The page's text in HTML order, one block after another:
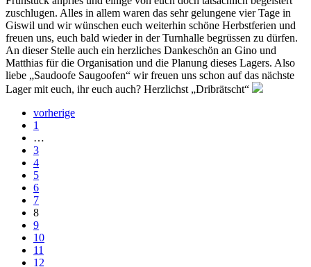
zuschlugen. Alles in allem waren das sehr gelungene vier Tage in
Giswil und wir wünschen euch weiterhin schöne Herbstferien und
freuen uns, euch bald wieder in der Turnhalle begrüssen zu dürfen.
An dieser Stelle auch ein herzliches Dankeschön an Gino und
Matthias für die Organisation und die Planung dieses Lagers. Also
liebe „Saudoofe Saugoofen“ wir freuen uns schon auf das nächste
Lager mit euch, ihr euch auch? Herzlichst „Dribrätscht“
vorherige
1
…
3
4
5
6
7
8
9
10
11
12